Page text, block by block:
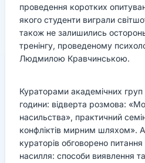
проведення коротких
якого студенти виграли
також не залишились
тренінгу, проведеному
Людмилою Кравчинською.
Кураторами академічних
години: відверта розмова:
насильства», практичний
конфліктів мирним шляхом».
кураторів обговорено
насилля: способи виявлення та